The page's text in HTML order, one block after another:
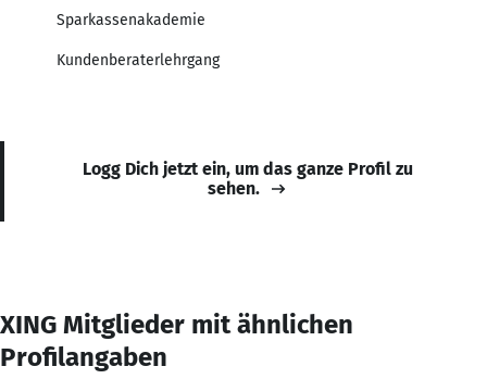
Sparkassenakademie
Kundenberaterlehrgang
Logg Dich jetzt ein, um das ganze Profil zu
sehen.
XING Mitglieder mit ähnlichen
Profilangaben